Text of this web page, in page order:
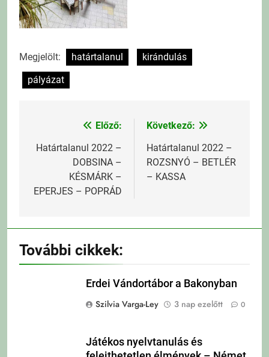
Megjelölt: határtalanul
kirándulás
pályázat
Bejegyzés
navigáció
Előző:
Határtalanul 2022 –
DOBSINA –
KÉSMÁRK –
EPERJES – POPRÁD
Következő:
Határtalanul 2022 –
ROZSNYÓ – BETLÉR
– KASSA
További cikkek:
Erdei Vándortábor a Bakonyban
Szilvia Varga-Ley
3 nap ezelőtt 0
Játékos nyelvtanulás és